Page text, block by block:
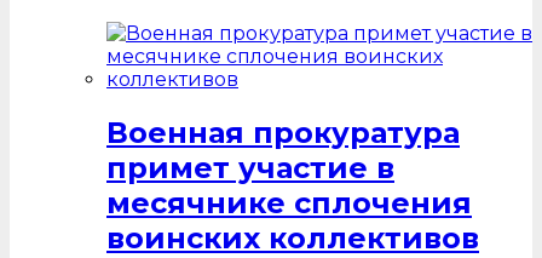
Военная прокуратура
примет участие в
месячнике сплочения
воинских коллективов